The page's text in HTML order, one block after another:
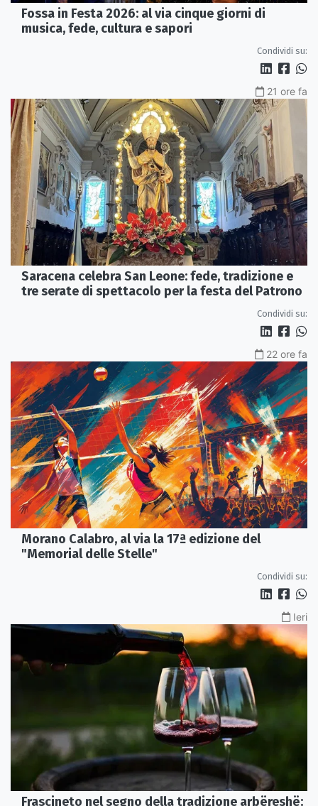
Fossa in Festa 2026: al via cinque giorni di
musica, fede, cultura e sapori
Condividi su:
21 ore fa
Saracena celebra San Leone: fede, tradizione e
tre serate di spettacolo per la festa del Patrono
Condividi su:
22 ore fa
Morano Calabro, al via la 17ª edizione del
"Memorial delle Stelle"
Condividi su:
Ieri
Frascineto nel segno della tradizione arbëreshë: